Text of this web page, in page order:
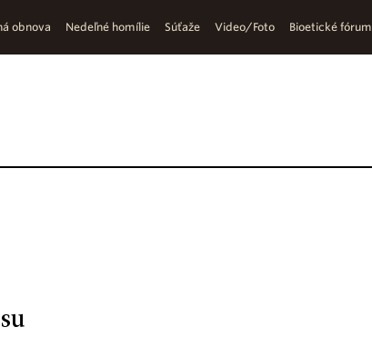
obnova Nedeľné homílie Súťaže Video/Foto Bioetické fórum